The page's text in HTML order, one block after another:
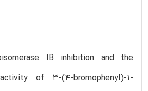
IB inhibition and the
of 3-(4-bromophenyl)-1-